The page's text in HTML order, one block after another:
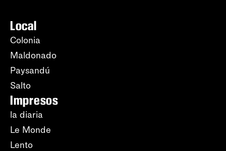
Local
Colonia
Maldonado
Paysandú
Salto
Impresos
la diaria
Le Monde
Lento